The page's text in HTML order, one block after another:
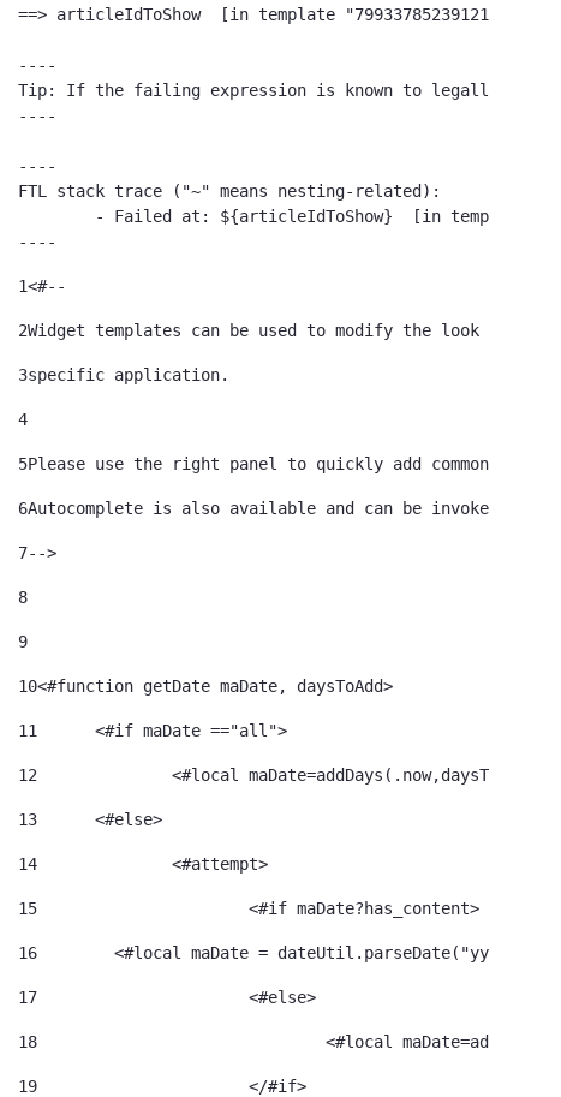
==> articleIdToShow  [in template
----
Tip: If the failing expression is known to legally refer to
----
----
FTL stack trace ("~" means nesting-related):
----
1<#--
2Widget templates can be used to modify the look of a
3specific application.
4
5Please use the right panel to quickly add commonly
6Autocomplete is also available and can be invoked by
7-->
8
9
10<#function getDate maDate, daysToAdd>
11
	<#if maDate =="all">
12
		<#local maDate=addDays(.now,daysToAdd)>
13
	<#else>
14
		<#attempt>
15
			<#if maDate?has_content>
16
<#local maDate = dateUtil.parseDate("yyyy-
17
			<#else>
18
<#local
19
			</#if>